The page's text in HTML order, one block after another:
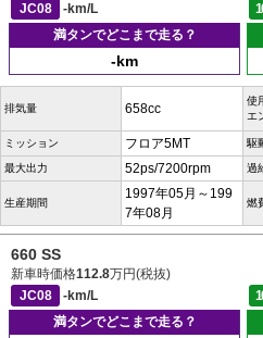
JC08
-km/L
満タンでどこまで走る？
-km
排気量 658cc
使
エ
ミッション フロア5MT 駆
最大出力 52ps/7200rpm 過
生産期間
1997年05月～199
7年08月
燃
660 SS
新車時価格112.8万円(税抜)
JC08
-km/L
満タンでどこまで走る？